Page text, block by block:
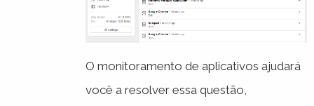
O monitoramento de aplicativos ajudará
você a resolver essa questão,